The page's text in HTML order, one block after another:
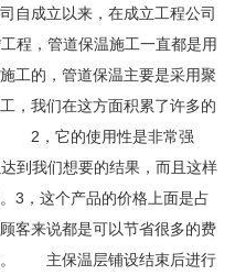
成立以来，在成立工程公司
程，管道保温施工一直都是用
工的，管道保温主要是采用聚
，我们在这方面积累了许多的
2，它的使用性是非常强
到我们想要的结果，而且这样
3，这个产品的价格上面是占
客来说都是可以节省很多的费
。 主保温层铺设结束后进行